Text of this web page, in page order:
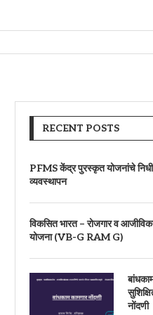
RECENT POSTS
PFMS केंद्र पुरस्कृत योजनांचे निधी
व्यवस्थापन
विकसित भारत – रोजगार व
योजना (VB-G RAM G)
नोंदणी